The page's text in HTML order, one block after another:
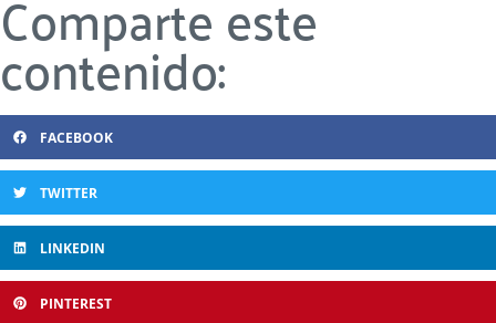
contenido:
FACEBOOK
TWITTER
LINKEDIN
PINTEREST